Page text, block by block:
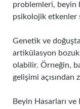
problemleri, beyin
psikolojik etkenler
Genetik ve
artikülasyon
olabilir. Örneğin,
gelişimi
Beyin Hasarları